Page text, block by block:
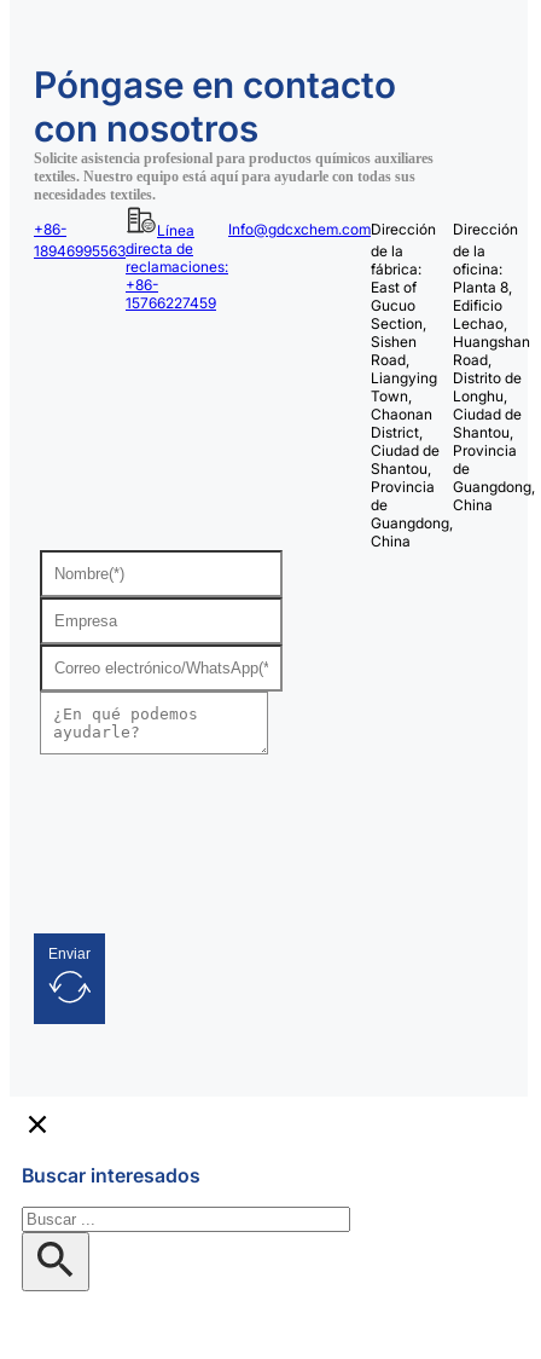
Póngase en contacto
con nosotros
Solicite asistencia profesional para productos químicos auxiliares
textiles. Nuestro equipo está aquí para ayudarle con todas sus
necesidades textiles.
+86-
18946995563
Línea
directa de
reclamaciones:
+86-
15766227459
Info@gdcxchem.comDirección
de la
fábrica:
East of
Gucuo
Section,
Sishen
Road,
Liangying
Town,
Chaonan
District,
Ciudad de
Shantou,
Provincia
de
Guangdong,
China
Dirección
de la
oficina:
Planta 8,
Edificio
Lechao,
Huangshan
Road,
Distrito de
Longhu,
Ciudad de
Shantou,
Provincia
de
Guangdong,
China
Enviar
Buscar interesados
Buscar
en